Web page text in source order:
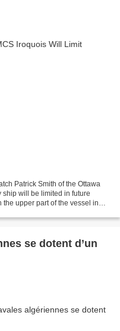
Patrick Smith of the Ottawa
will be limited in future
upper part of the vessel in
se dotent d’un